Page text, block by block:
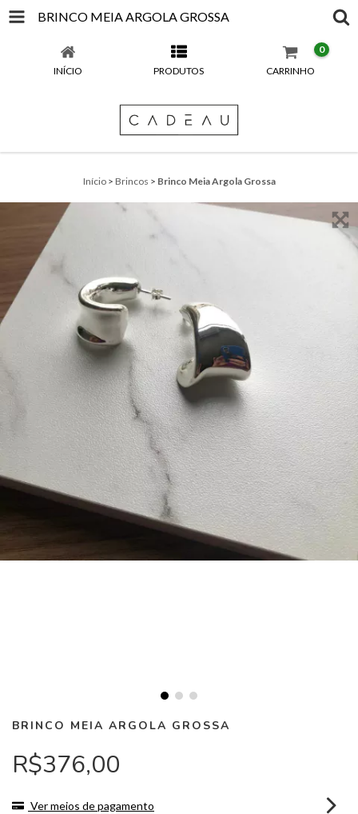
BRINCO MEIA ARGOLA GROSSA
INÍCIO PRODUTOS CARRINHO
0
Início > Brincos > Brinco Meia Argola Grossa
BRINCO MEIA ARGOLA GROSSA
R$376,00
Ver meios de pagamento